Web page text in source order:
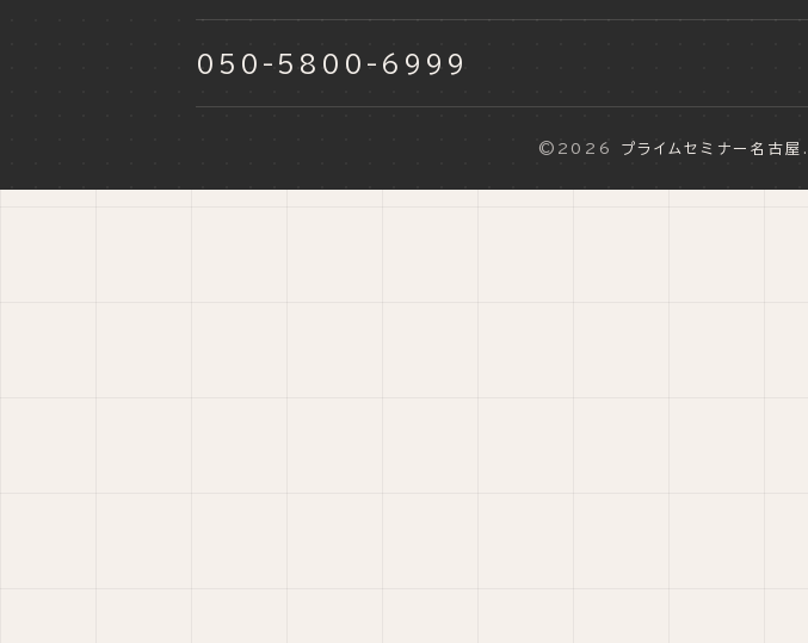
050-5800-6999
©2026 プライムセミナー名古屋